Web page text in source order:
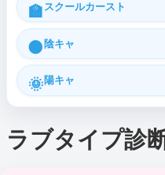
🏫 スクールカースト
🌑陰キャ
🌞 陽キャ
ラブタイプ診